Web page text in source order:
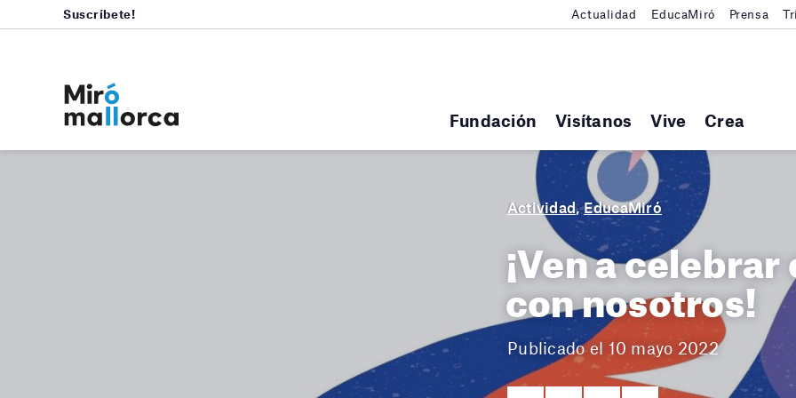
Fundación Visítanos Vive Crea
Suscríbete! Actualidad EducaMiró Prensa
Actividad,EducaMiró
¡Ven a
con nosotros!
Publicado el 10 mayo 2022